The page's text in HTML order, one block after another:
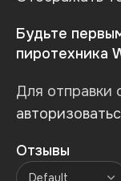
Отзывы
Будьте
пиротехника
Для отправки